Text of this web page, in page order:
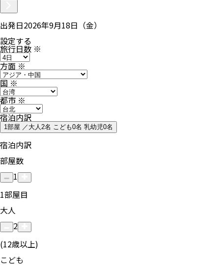
出発日2026年9月18日（金）
設定する
旅行日数 ※
方面※
国※
都市※
宿泊内訳
1部屋 ／大人2名 こども0名 乳幼児0名
宿泊内訳
部屋数
1
1部屋目
大人
2
(12歳以上)
こども